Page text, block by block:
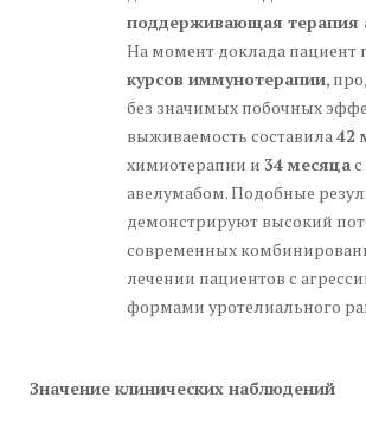
поддерживающая терапия
На момент доклада пациент
курсов иммунотерапии,
без значимых побочных
выживаемость составила 42
химиотерапии и 34 месяца
авелумабом. Подобные
демонстрируют высокий
современных
лечении пациентов с
формами уротелиального
Значение клинических наблюдений